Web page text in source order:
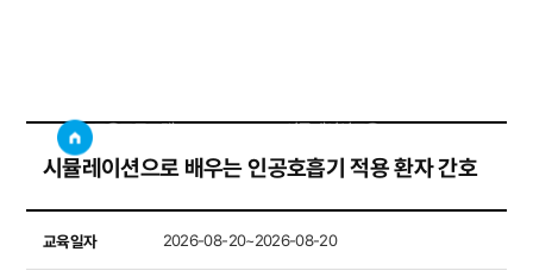
교육프로그램 시뮬레이션교육
시뮬레이션으로 배우는 인공호흡기 적용 환자 간호
교육일자 2026-08-20~2026-08-20